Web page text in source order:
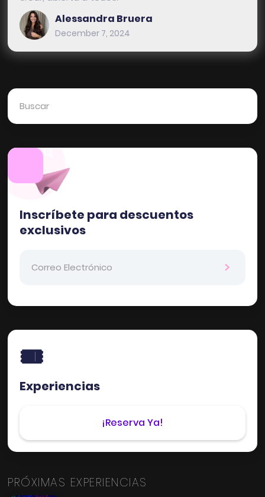
Alessandra Bruera
December 7, 2024
Inscríbete para descuentos
exclusivos
🎟️
Experiencias
¡Reserva Ya!
PRÓXIMAS EXPERIENCIAS